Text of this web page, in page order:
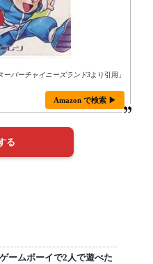
ーパーチャイニーズランド3より引用」
Amazon で検索 ▶
ームボーイで2人で遊べた